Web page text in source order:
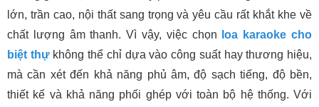
2. Top dòng loa karaoke cho biệt thự được giới
RCF Compact C 45 – Loa Italy cao cấp cho
biệt thự VIP
RCF CMAX 4112 – Chất âm Italy cho phòng
karaoke biệt thự
lớn, trần cao, nội thất sang trọng và yêu cầu rất khắt khe về
chất lượng âm thanh. Vì vậy, việc chọn
loa karaoke cho
biệt thựkhông thể chỉ dựa vào công suất hay thương hiệu,
mà cần xét đến khả năng phủ âm, độ sạch tiếng, độ bền,
thiết kế và khả năng phối ghép với toàn bộ hệ thống. Với